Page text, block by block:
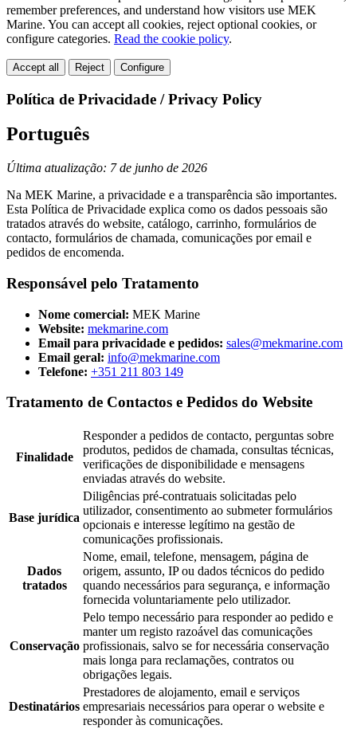
remember preferences, and understand how visitors use MEK
Marine. You can accept all cookies, reject optional cookies, or
configure categories. Read the cookie policy.
Accept all Reject Configure
Política de Privacidade / Privacy Policy
Português
Última atualização: 7 de junho de 2026
Na MEK Marine, a privacidade e a transparência são importantes.
Esta Política de Privacidade explica como os dados pessoais são
tratados através do website, catálogo, carrinho, formulários de
contacto, formulários de chamada, comunicações por email e
pedidos de encomenda.
Responsável pelo Tratamento
Nome comercial: MEK Marine
Website: mekmarine.com
Email para privacidade e pedidos: sales@mekmarine.com
Email geral: info@mekmarine.com
Telefone: +351 211 803 149
Tratamento de Contactos e Pedidos do Website
Finalidade
Responder a pedidos de contacto, perguntas sobre
produtos, pedidos de chamada, consultas técnicas,
verificações de disponibilidade e mensagens
enviadas através do website.
Base jurídica
Diligências pré-contratuais solicitadas pelo
utilizador, consentimento ao submeter formulários
opcionais e interesse legítimo na gestão de
comunicações profissionais.
Dados
tratados
Nome, email, telefone, mensagem, página de
origem, assunto, IP ou dados técnicos do pedido
quando necessários para segurança, e informação
fornecida voluntariamente pelo utilizador.
Conservação
Pelo tempo necessário para responder ao pedido e
manter um registo razoável das comunicações
profissionais, salvo se for necessária conservação
mais longa para reclamações, contratos ou
obrigações legais.
Destinatários
Prestadores de alojamento, email e serviços
empresariais necessários para operar o website e
responder às comunicações.